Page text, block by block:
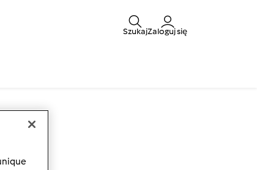
SzukajZaloguj się